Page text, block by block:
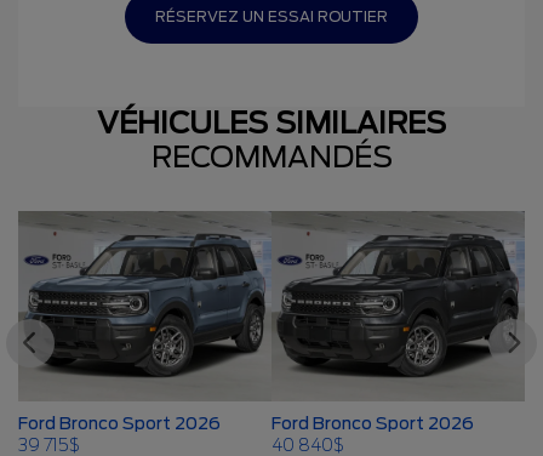
RÉSERVEZ UN ESSAI ROUTIER
VÉHICULES SIMILAIRES
RECOMMANDÉS
Ford Bronco Sport 2026
39 715$
Ford Bronco Sport 2026
40 840$